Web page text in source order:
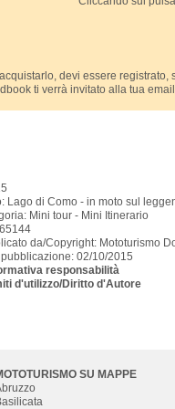
devi essere registrato,
ti verrà invitato alla tua
Lago di Como - in moto sul
Mini tour - Mini Itinerario
da/Copyright: Mototurismo
pubblicazione: 02/10/2015
responsabilità
d'utilizzo/Diritto d'Autore
SU MAPPE